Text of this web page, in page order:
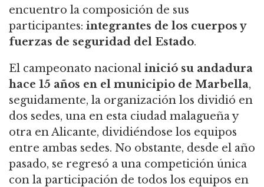
encuentro la composición de sus
participantes: integrantes de los cuerpos y
fuerzas de seguridad del Estado.
El campeonato nacional inició su andadura
hace 15 años en el municipio de Marbella,
seguidamente, la organización los dividió en
dos sedes, una en esta ciudad malagueña y
otra en Alicante, dividiéndose los equipos
entre ambas sedes. No obstante, desde el año
pasado, se regresó a una competición única
con la participación de todos los equipos en